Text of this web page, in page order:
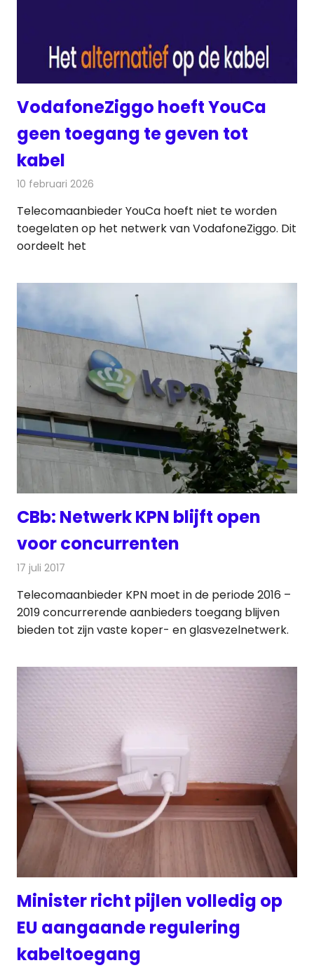
VodafoneZiggo hoeft YouCa
geen toegang te geven tot
kabel
10 februari 2026
Telecomaanbieder YouCa hoeft niet te worden
toegelaten op het netwerk van VodafoneZiggo. Dit
oordeelt het
CBb: Netwerk KPN blijft open
voor concurrenten
17 juli 2017
Telecomaanbieder KPN moet in de periode 2016 –
2019 concurrerende aanbieders toegang blijven
bieden tot zijn vaste koper- en glasvezelnetwerk.
Minister richt pijlen volledig op
EU aangaande regulering
kabeltoegang